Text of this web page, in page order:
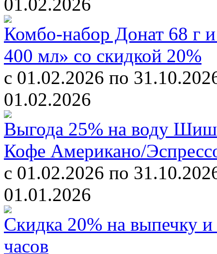
Комбо-набор Донат 68 г
400 мл» со скидкой 20%
c 01.02.2026 по
01.02.2026
Выгода 25% на воду
Кофе Американо/
c 01.02.2026 по
01.01.2026
Скидка 20% на выпечку
часов